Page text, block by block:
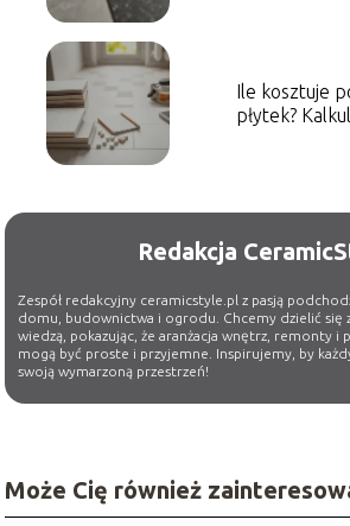
Ile kosztuje
płytek?
Redakcja
Zespół redakcyjny ceramicstyle.pl z pasją
domu, budownictwa i ogrodu. Chcemy dzielić się z
wiedzą, pokazując, że aranżacja wnętrz, remonty i
mogą być proste i przyjemne. Inspirujemy, by
swoją wymarzoną przestrzeń!
Może Cię również